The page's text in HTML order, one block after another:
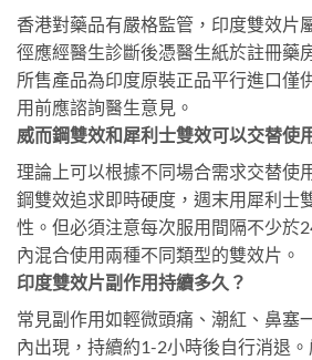
香港對藥品有嚴格監管，印度雙效片
徑應經醫生診斷後憑醫生紙於註冊藥
所售產品為印度原裝正品平行進口僅
用前應諮詢醫生意見。
威而鋼雙效和犀利士雙效可以交替使
理論上可以根據不同場合需求交替使
鋼雙效追求即時硬度，週末用犀利士
性。但必須注意每次服用間隔不少於
內混合使用兩種不同類型的雙效片。
印度雙效片副作用持續多久？
常見副作用如輕微頭痛、潮紅、鼻塞
內出現，持續約1-2小時後自行消退